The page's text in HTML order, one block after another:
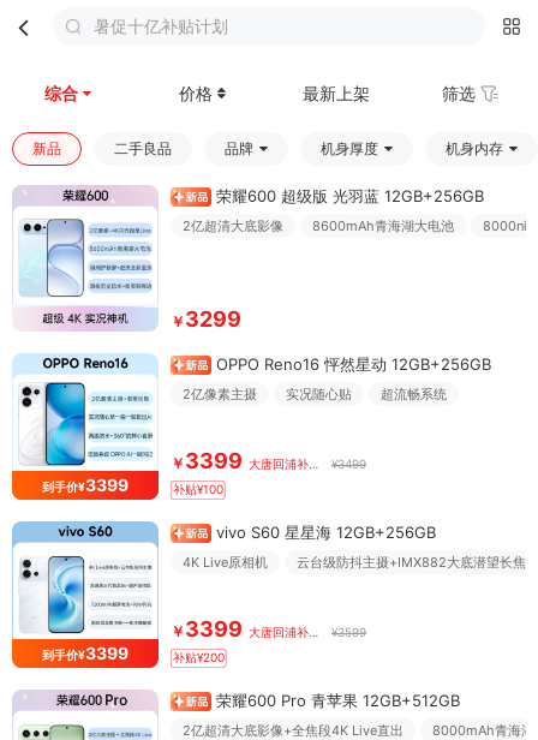
暑促十亿补贴计划
综合 价格 最新上架 筛选
新品 二手良品 品牌 机身厚度 机身内存
荣耀600 超级版 光羽蓝 12GB+256GB
2亿超清大底影像 8600mAh青海湖大电池
￥ 3299
到手价¥3399
OPPO Reno16 怦然星动 12GB+256GB
2亿像素主摄 实况随心贴 超流畅系统
￥ 3399 大唐回浦补贴价
¥3499
补贴¥100
到手价¥3399
vivo S60 星星海 12GB+256GB
4K Live原相机 云台级防抖主摄+IMX882大底潜望长焦
￥ 3399 大唐回浦补贴价
¥3599
补贴¥200
荣耀600 Pro 青苹果 12GB+512GB
2亿超清大底影像+全焦段4K Live直出 8000mAh青海湖